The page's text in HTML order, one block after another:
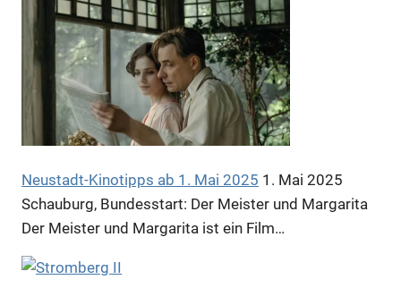
Anzeige
Neustadt-Kinotipps ab 1. Mai 2025 1. Mai 2025
Schauburg, Bundesstart: Der Meister und Margarita
Der Meister und Margarita ist ein Film…